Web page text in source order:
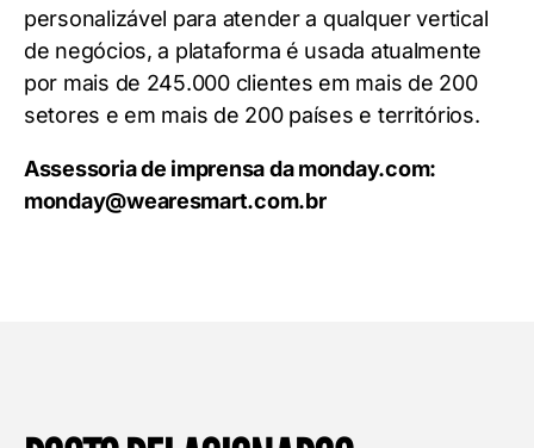
personalizável para atender a qualquer vertical
de negócios, a plataforma é usada atualmente
por mais de 245.000 clientes em mais de 200
setores e em mais de 200 países e territórios.
Assessoria de imprensa da monday.com:
monday@wearesmart.com.br